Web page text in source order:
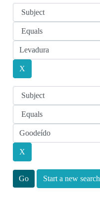
Start a new search